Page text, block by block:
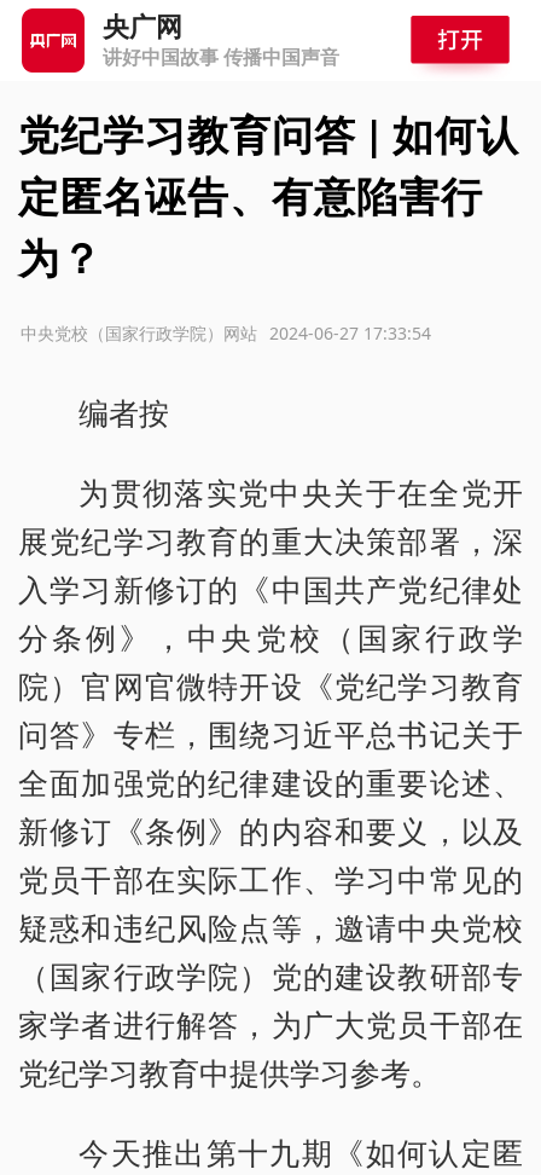
央广网
讲好中国故事 传播中国声音
党纪学习教育问答 | 如何认
定匿名诬告、有意陷害行
为？
2024-06-27 17:33:54
中央党校（国家行政学院）网站
编者按
为贯彻落实党中央关于在全党开
展党纪学习教育的重大决策部署，深
入学习新修订的《中国共产党纪律处
分条例》，中央党校（国家行政学
院）官网官微特开设《党纪学习教育
问答》专栏，围绕习近平总书记关于
全面加强党的纪律建设的重要论述、
新修订《条例》的内容和要义，以及
党员干部在实际工作、学习中常见的
疑惑和违纪风险点等，邀请中央党校
（国家行政学院）党的建设教研部专
家学者进行解答，为广大党员干部在
党纪学习教育中提供学习参考。
今天推出第十九期《如何认定匿